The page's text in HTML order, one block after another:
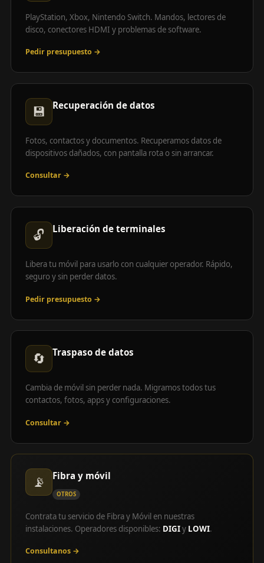
PlayStation, Xbox, Nintendo Switch. Mandos, lectores de
disco, conectores HDMI y problemas de software.
Pedir presupuesto →
💾 Recuperación de datos
Fotos, contactos y documentos. Recuperamos datos de
dispositivos dañados, con pantalla rota o sin arrancar.
Consultar →
🔓 Liberación de terminales
Libera tu móvil para usarlo con cualquier operador. Rápido,
seguro y sin perder datos.
Pedir presupuesto →
🔄 Traspaso de datos
Cambia de móvil sin perder nada. Migramos todos tus
contactos, fotos, apps y configuraciones.
Consultar →
📡 Fibra y móvil
OTROS
Contrata tu servicio de Fibra y Móvil en nuestras
instalaciones. Operadores disponibles: DIGIy LOWI.
Consultanos →